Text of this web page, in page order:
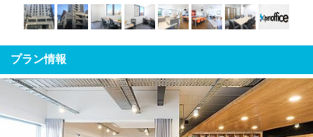
プラン情報